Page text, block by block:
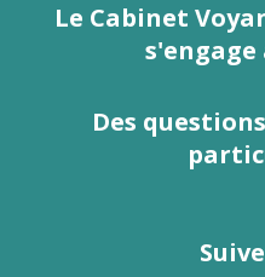
Le Cabinet
s'engage
Des